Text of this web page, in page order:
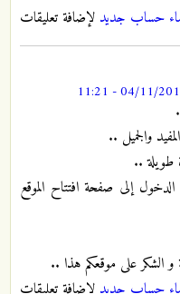
حساب جديد لإضافة تعليقات
والجميل ..
طويلة ..
إلى صفحة افتتاح الموقع
الشكر على موقعكم هذا ..